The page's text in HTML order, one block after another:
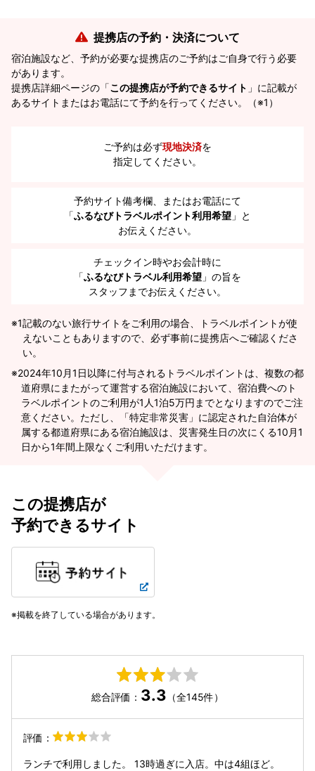
提携店の予約・決済について
宿泊施設など、予約が必要な提携店のご予約はご自身で行う必要
があります。
提携店詳細ページの「この提携店が予約できるサイト 」に記載が
あるサイトまたはお電話にて予約を行ってください。（※1）
ご予約は必ず現地決済を
指定してください。
予約サイト備考欄、またはお電話にて
「ふるなびトラベルポイント利用希望 」と
お伝えください。
チェックイン時やお会計時に
「ふるなびトラベル利用希望 」の旨を
スタッフまでお伝えください。
※1記載のない旅行サイトをご利用の場合、トラベルポイントが使
えないこともありますので、必ず事前に提携店へご確認くださ
い。
2024年10月1日以降に付与されるトラベルポイントは、複数の都
道府県にまたがって運営する宿泊施設において、宿泊費へのト
ラベルポイントのご利用が1人1泊5万円までとなりますのでご注
意ください。ただし、「特定非常災害」に認定された自治体が
属する都道府県にある宿泊施設は、災害発生日の次にくる10月1
日から1年間上限なくご利用いただけます。
この提携店が
予約できるサイト
掲載を終了している場合があります。
総合評価： 3.3 （全145件）
評価：
ランチで利用しました。 13時過ぎに入店。中は4組ほど。